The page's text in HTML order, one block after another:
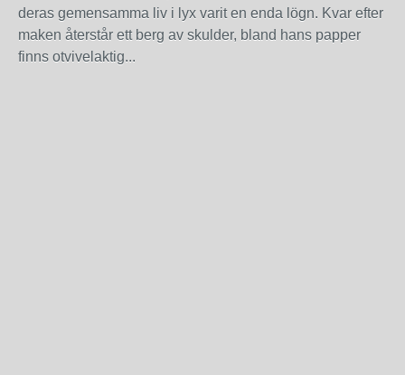
deras gemensamma liv i lyx varit en enda lögn. Kvar efter
maken återstår ett berg av skulder, bland hans papper
finns otvivelaktig...